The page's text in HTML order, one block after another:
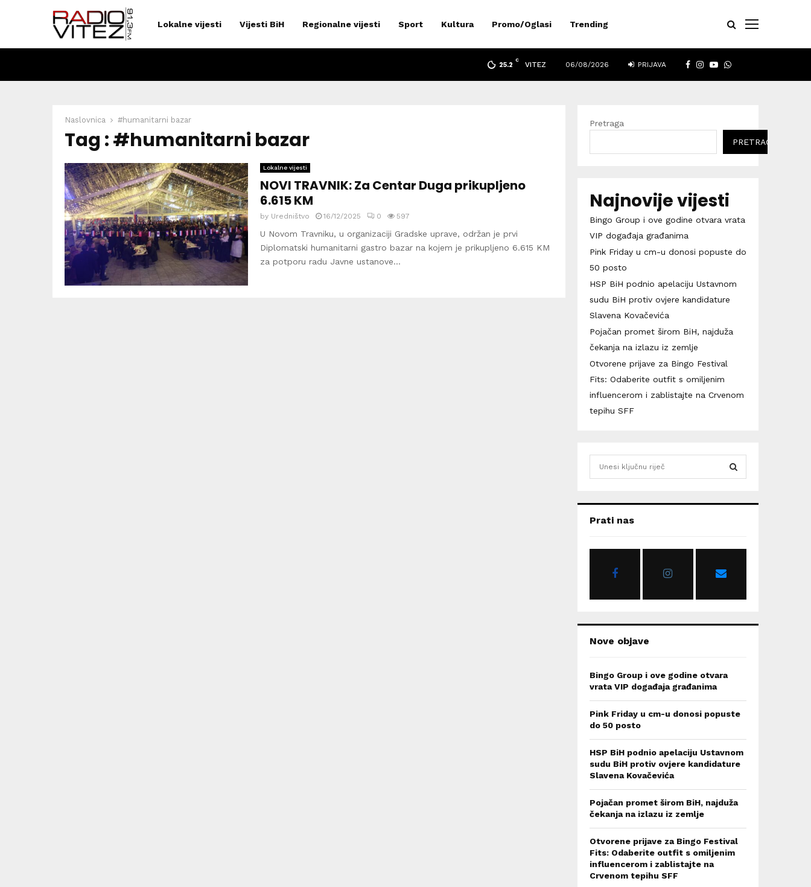
Lokalne vijesti Vijesti BiH Regionalne vijesti Sport Kultura Promo/Oglasi Trending
FACEBOOK
INSTAGRAM
YOUTUBE
WHATSAPP
25.2
C
VITEZ 06/08/2026 PRIJAVA
Naslovnica #humanitarni bazar
Tag : #humanitarni bazar
Lokalne vijesti
NOVI TRAVNIK: Za Centar Duga prikupljeno
6.615 KM
by Uredništvo 16/12/2025 0 597
U Novom Travniku, u organizaciji Gradske uprave, održan je prvi
Diplomatski humanitarni gastro bazar na kojem je prikupljeno 6.615 KM
za potporu radu Javne ustanove...
Pretraga
PRETRAGA
Najnovije vijesti
Bingo Group i ove godine otvara vrata
VIP događaja građanima
Pink Friday u cm-u donosi popuste do
50 posto
HSP BiH podnio apelaciju Ustavnom
sudu BiH protiv ovjere kandidature
Slavena Kovačevića
Pojačan promet širom BiH, najduža
čekanja na izlazu iz zemlje
Otvorene prijave za Bingo Festival
Fits: Odaberite outfit s omiljenim
influencerom i zablistajte na Crvenom
tepihu SFF
h
o
Prati nas
Nove objave
Bingo Group i ove godine otvara
vrata VIP događaja građanima
Pink Friday u cm-u donosi popuste
do 50 posto
HSP BiH podnio apelaciju Ustavnom
sudu BiH protiv ovjere kandidature
Slavena Kovačevića
Pojačan promet širom BiH, najduža
čekanja na izlazu iz zemlje
Otvorene prijave za Bingo Festival
Fits: Odaberite outfit s omiljenim
influencerom i zablistajte na
Crvenom tepihu SFF